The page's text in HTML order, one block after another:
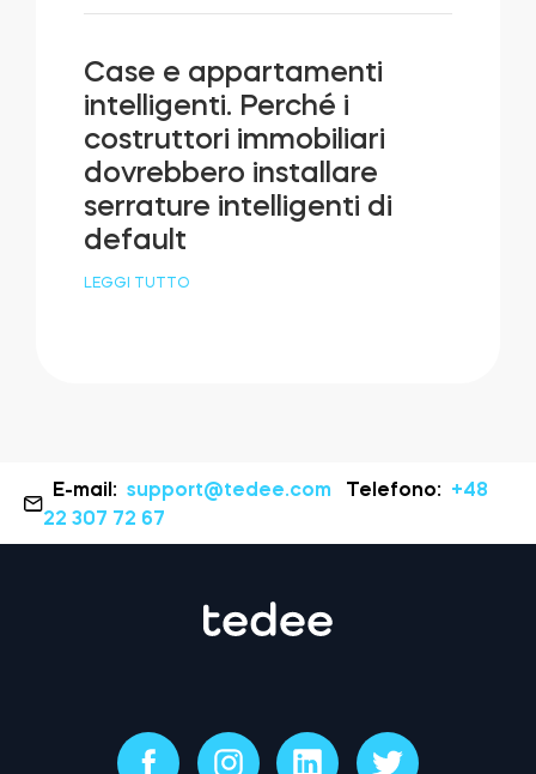
Case e appartamenti
intelligenti. Perché i
costruttori immobiliari
dovrebbero installare
serrature intelligenti di
default
LEGGI TUTTO
E-mail:support@tedee.com Telefono: +48
22 307 72 67